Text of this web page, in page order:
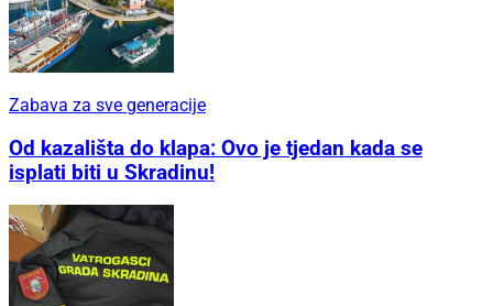
Zabava za sve generacije
Od kazališta do klapa: Ovo je tjedan kada se
isplati biti u Skradinu!